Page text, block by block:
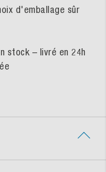
d'emballage sûr
stock – livré en 24h